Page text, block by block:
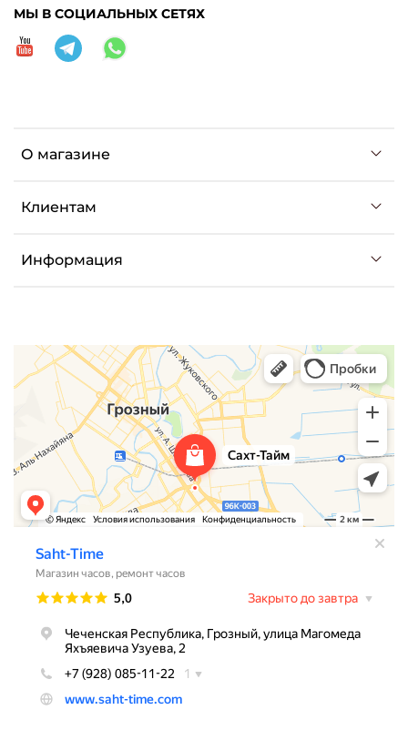
О магазине
Клиентам
Информация
МЫ В СОЦИАЛЬНЫХ СЕТЯХ